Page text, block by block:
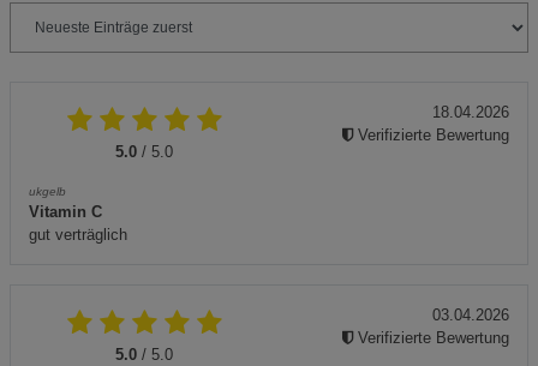
5.0 / 5.0
ukgelb
Vitamin C
gut verträglich
18.04.2026
Verifizierte Bewertung
5.0 / 5.0
03.04.2026
Verifizierte Bewertung